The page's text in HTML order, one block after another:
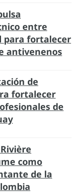
entre
para fortalecer
antivenenos
de
fortalecer
de
como
de la